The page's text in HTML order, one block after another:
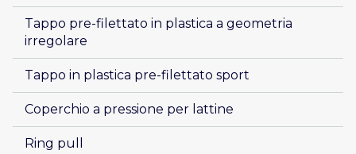
Tappo pre-filettato in plastica a geometria
irregolare
Tappo in plastica pre-filettato sport
Coperchio a pressione per lattine
Ring pull